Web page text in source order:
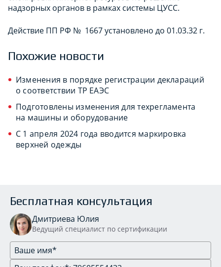
надзорных органов в рамках системы ЦУСС.
Действие ПП РФ № 1667 установлено до 01.03.32 г.
Похожие новости
Изменения в порядке регистрации деклараций
о соответствии ТР ЕАЭС
Подготовлены изменения для техрегламента
на машины и оборудование
С 1 апреля 2024 года вводится маркировка
верхней одежды
Бесплатная консультация
Дмитриева Юлия
Ведущий специалист по сертификации